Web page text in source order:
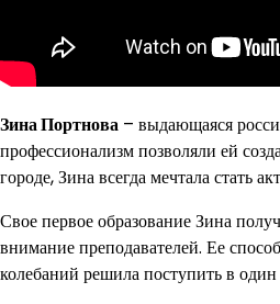
Зина Портнова – выдающаяся
профессионализм позволяли ей
городе, Зина всегда мечтала стать
Свое первое образование Зина
внимание преподавателей. Ее
колебаний решила поступить в